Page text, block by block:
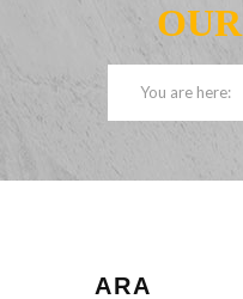
OUR
ARA